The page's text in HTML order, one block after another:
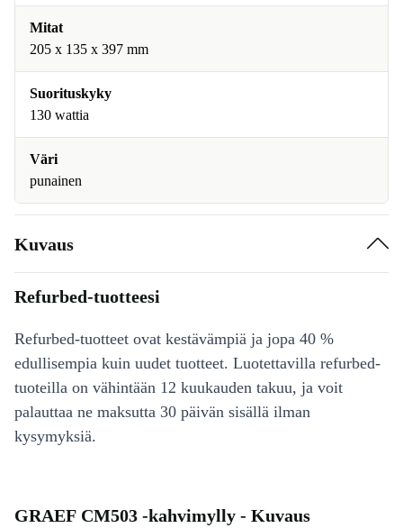
Mitat
205 x 135 x 397 mm
Suorituskyky
130 wattia
Väri
punainen
Kuvaus
Refurbed-tuotteesi
Refurbed-tuotteet ovat kestävämpiä ja jopa 40 %
edullisempia kuin uudet tuotteet. Luotettavilla refurbed-
tuoteilla on vähintään 12 kuukauden takuu, ja voit
palauttaa ne maksutta 30 päivän sisällä ilman
kysymyksiä.
GRAEF CM503 -kahvimylly - Kuvaus